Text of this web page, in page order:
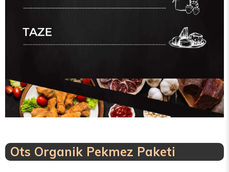
Ots Organik Pekmez Paketi